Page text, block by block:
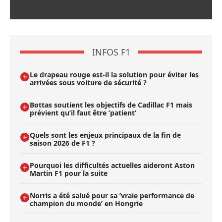
INFOS F1
Le drapeau rouge est-il la solution pour éviter les
arrivées sous voiture de sécurité ?
Bottas soutient les objectifs de Cadillac F1 mais
prévient qu’il faut être ’patient’
Quels sont les enjeux principaux de la fin de
saison 2026 de F1 ?
Pourquoi les difficultés actuelles aideront Aston
Martin F1 pour la suite
Norris a été salué pour sa ’vraie performance de
champion du monde’ en Hongrie